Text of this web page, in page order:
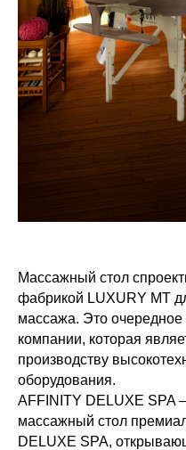
Массажный стол
фабрикой LUXURY МТ
массажа. Это
компании, которая
производству
оборудования.
AFFINITY DELUXE SPA
массажный стол
DELUXE SPA,